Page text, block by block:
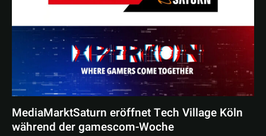
MediaMarktSaturn eröffnet Tech Village Köln
während der gamescom-Woche